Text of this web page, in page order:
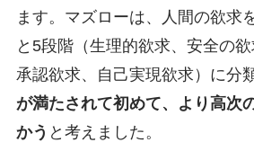
ます。マズローは、人間の欲求
と5段階（生理的欲求、安全の欲
承認欲求、自己実現欲求）に分
が満たされて初めて、より高次
かう と考えました。